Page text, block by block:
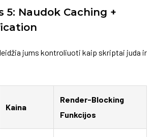
5: Naudok Caching +
leidžia jums kontroliuoti kaip skriptai juda ir
Kaina
Render-Blocking
Funkcijos